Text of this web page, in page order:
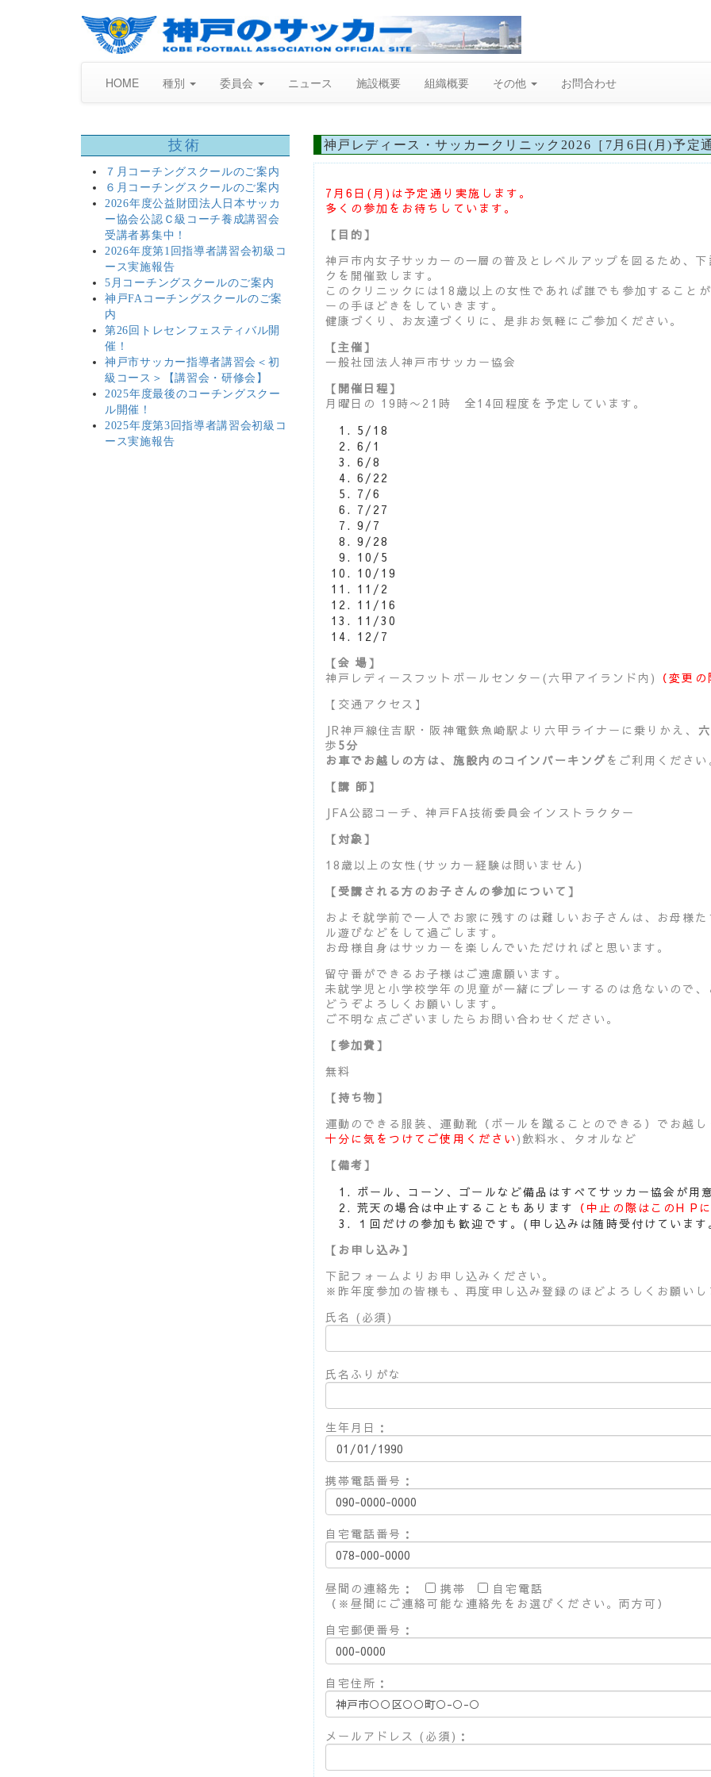
HOME 種別 委員会 ニュース 施設概要 組織概要 その他 お問合わせ
技術
７月コーチングスクールのご案内
６月コーチングスクールのご案内
2026年度公益財団法人日本サッカ
ー協会公認Ｃ級コーチ養成講習会
受講者募集中！
2026年度第1回指導者講習会初級コ
ース実施報告
5月コーチングスクールのご案内
神戸FAコーチングスクールのご案
内
第26回トレセンフェスティバル開
催！
神戸市サッカー指導者講習会＜初
級コース＞【講習会・研修会】
2025年度最後のコーチングスクー
ル開催！
2025年度第3回指導者講習会初級コ
ース実施報告
神戸レディース・サッカークリニック2026［7月6日(月)予定
7月6日(月)は予定通り実施します。
多くの参加をお待ちしています。
【目的】
神戸市内女子サッカーの一層の普及とレベルアップを図るため、
クを開催致します。
このクリニックには18歳以上の女性であれば誰でも参加すること
ーの手ほどきをしていきます。
健康づくり、お友達づくりに、是非お気軽にご参加ください。
【主催】
一般社団法人神戸市サッカー協会
【開催日程】
月曜日の 19時〜21時 全14回程度を予定しています。
5/18
6/1
6/8
6/22
7/6
7/27
9/7
9/28
10/5
10/19
11/2
11/16
11/30
12/7
【会 場】
神戸レディースフットボールセンター(六甲アイランド内) （変更
【交通アクセス】
JR神戸線住吉駅・阪神電鉄魚崎駅より六甲ライナーに乗りかえ、
歩 5分
お車でお越しの方は、施設内のコインパーキング をご利用くださ
【講 師】
JFA公認コーチ、神戸FA技術委員会インストラクター
【対象】
18歳以上の女性(サッカー経験は問いません)
【受講される方のお子さんの参加について】
およそ就学前で一人でお家に残すのは難しいお子さんは、お母様
ル遊びなどをして過ごします。
お母様自身はサッカーを楽しんでいただければと思います。
留守番ができるお子様はご遠慮願います。
未就学児と小学校学年の児童が一緒にプレーするのは危ないので、
どうぞよろしくお願いします。
ご不明な点ございましたらお問い合わせください。
【参加費】
無料
【持ち物】
運動のできる服装、運動靴（ボールを蹴ることのできる）でお越
十分に気をつけてご使用ください )飲料水、タオルなど
【備考】
ボール、コーン、ゴールなど備品はすべてサッカー協会が用
荒天の場合は中止することもあります （中止の際はこのH P
１回だけの参加も歓迎です。(申し込みは随時受付けています
【お申し込み】
下記フォームよりお申し込みください。
※昨年度参加の皆様も、再度申し込み登録のほどよろしくお願いし
氏名 (必須)
氏名ふりがな
生年月日：
携帯電話番号：
自宅電話番号：
昼間の連絡先： 携帯
自宅電話
（※昼間にご連絡可能な連絡先をお選びください。両方可）
自宅郵便番号：
自宅住所：
メールアドレス (必須)：